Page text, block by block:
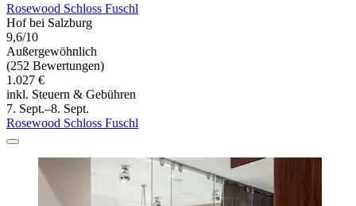
Rosewood Schloss Fuschl
Hof bei Salzburg
9,6/10
Außergewöhnlich
(252 Bewertungen)
1.027 €
inkl. Steuern & Gebühren
7. Sept.–8. Sept.
Rosewood Schloss Fuschl